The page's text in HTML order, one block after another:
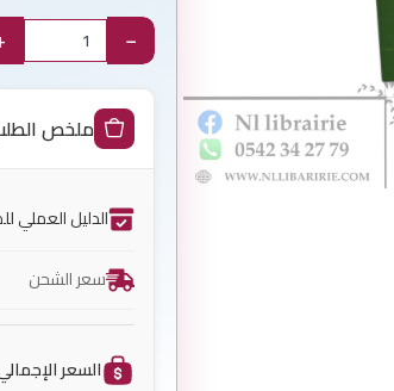
−
ملخص
الدليل العملي
سعر الشحن
السعر